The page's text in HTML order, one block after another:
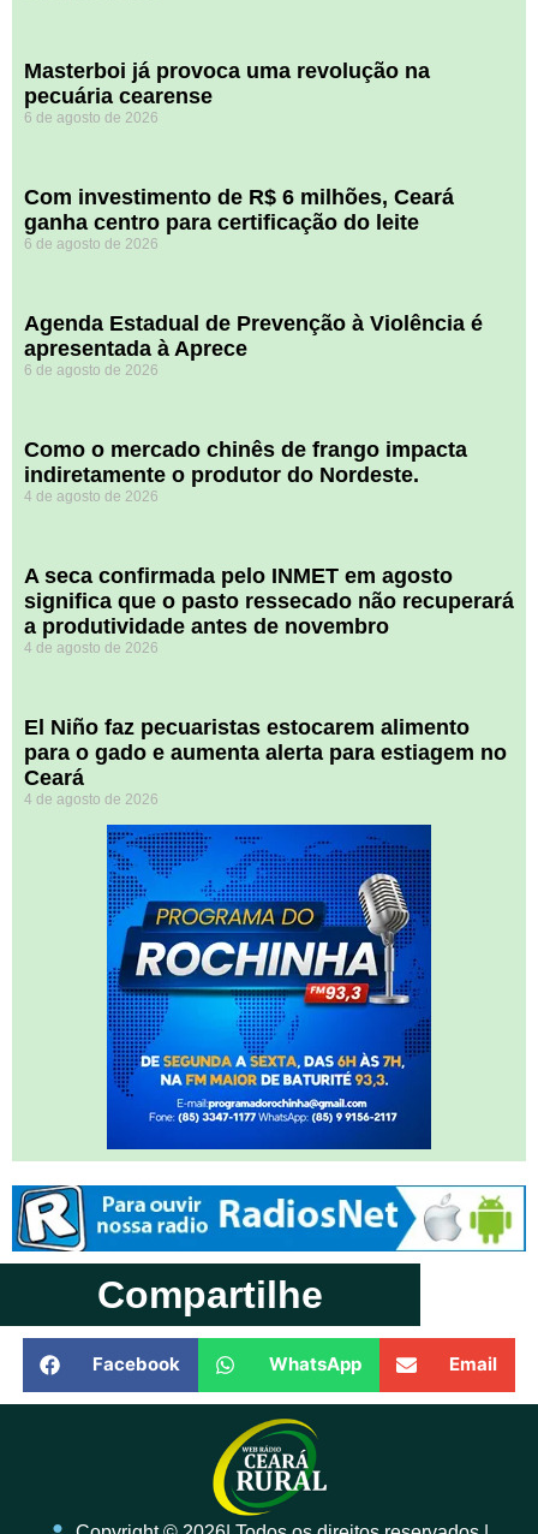
Masterboi já provoca uma revolução na
pecuária cearense
6 de agosto de 2026
Com investimento de R$ 6 milhões, Ceará
ganha centro para certificação do leite
6 de agosto de 2026
Agenda Estadual de Prevenção à Violência é
apresentada à Aprece
6 de agosto de 2026
​Como o mercado chinês de frango impacta
indiretamente o produtor do Nordeste.
4 de agosto de 2026
A seca confirmada pelo INMET em agosto
significa que o pasto ressecado não recuperará
a produtividade antes de novembro
4 de agosto de 2026
El Niño faz pecuaristas estocarem alimento
para o gado e aumenta alerta para estiagem no
Ceará
4 de agosto de 2026
Compartilhe
Facebook WhatsApp Email